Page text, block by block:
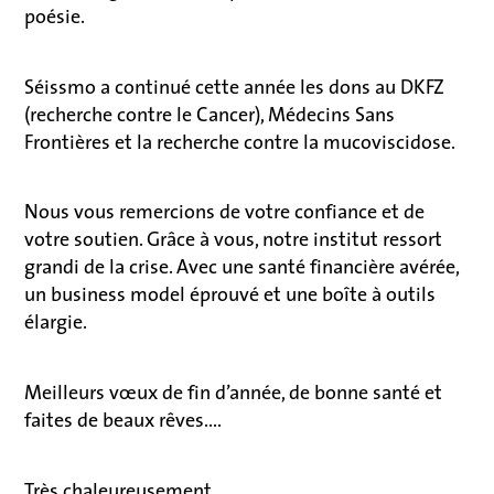
poésie.
Séissmo a continué cette année les dons au DKFZ
(recherche contre le Cancer), Médecins Sans
Frontières et la recherche contre la mucoviscidose.
Nous vous remercions de votre confiance et de
votre soutien. Grâce à vous, notre institut ressort
grandi de la crise. Avec une santé financière avérée,
un business model éprouvé et une boîte à outils
élargie.
Meilleurs vœux de fin d’année, de bonne santé et
faites de beaux rêves....